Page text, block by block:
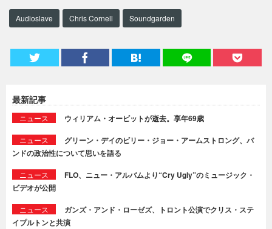
Audioslave Chris Cornell Soundgarden
最新記事
ニュース ウィリアム・オービットが逝去。享年69歳
ニュース
グリーン・デイのビリー・ジョー・アームストロング、バ
ンドの政治性について思いを語る
ニュース
FLO、ニュー・アルバムより“Cry Ugly”のミュージック・
ビデオが公開
ニュース
ガンズ・アンド・ローゼズ、トロント公演でクリス・ステ
イプルトンと共演